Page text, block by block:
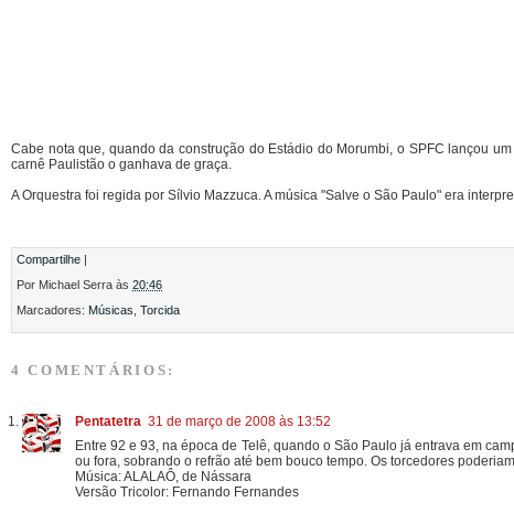
Cabe nota que, quando da construção do Estádio do Morumbi, o SPFC lançou
carnê Paulistão o ganhava de graça.
A Orquestra foi regida por Sílvio Mazzuca. A música "Salve o São Paulo" era
Compartilhe |
Por Michael Serra às 20:46
Marcadores: Músicas Torcida
4 COMENTÁRIOS:
Pentatetra 31 de março de 2008 às 13:52
Entre 92 e 93, na época de Telê, quando o São Paulo já entrava em
ou fora, sobrando o refrão até bem bouco tempo. Os torcedores
Música: ALALAÔ, de Nássara
Versão Tricolor: Fernando Fernandes